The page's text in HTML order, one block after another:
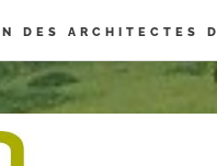
DES ARCHITECTES